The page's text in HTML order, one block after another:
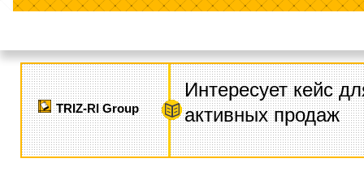
TRIZ-RI Group
Интересует кейс
активных продаж